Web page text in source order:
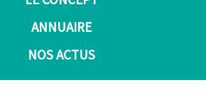
ANNUAIRE
NOS ACTUS